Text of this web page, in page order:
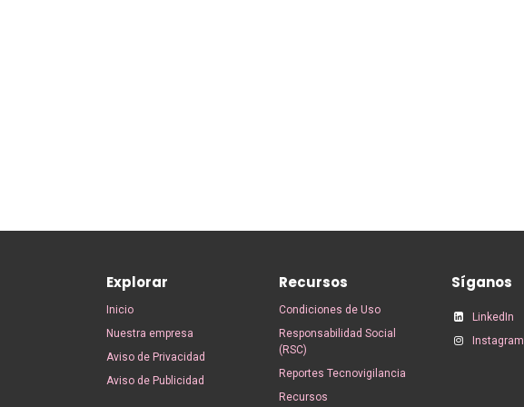
Explorar
Inicio
Nuestra empresa
Aviso de Privacidad
Aviso de Publicidad
Recursos
Condiciones de Uso
Responsabilidad Social
(RSC)
Reportes Tecnovigilancia
Recursos
Síganos
LinkedIn
Instagram